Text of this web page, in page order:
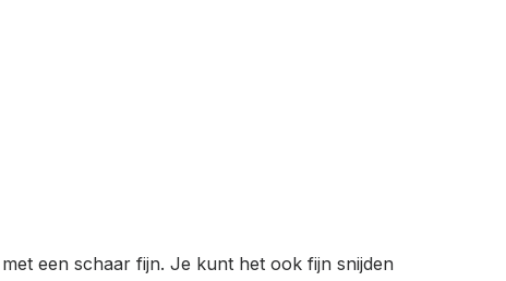
een schaar fijn. Je kunt het ook fijn snijden